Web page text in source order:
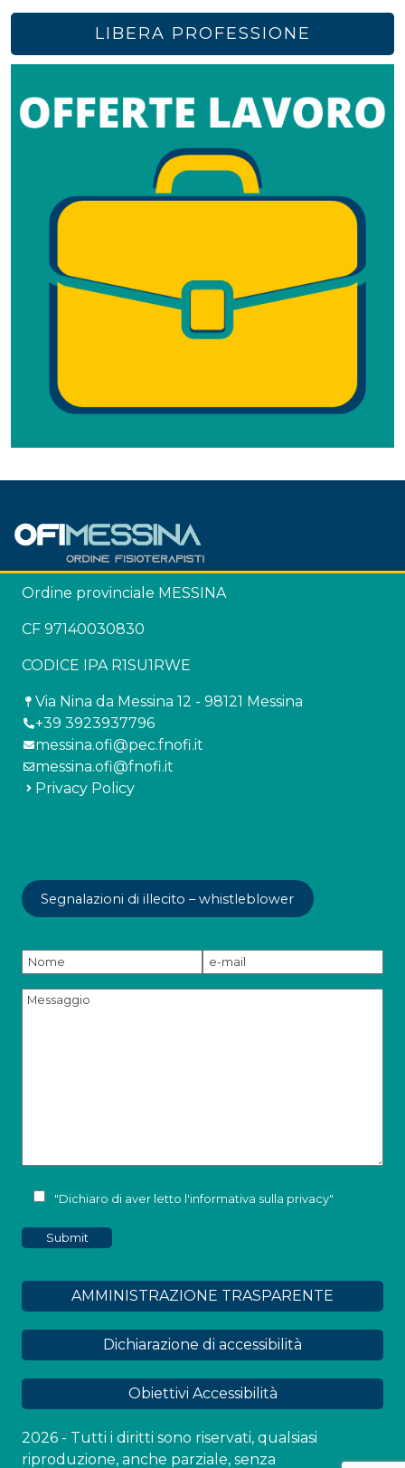
LIBERA PROFESSIONE
Ordine provinciale MESSINA
CF 97140030830
CODICE IPA R1SU1RWE
Via Nina da Messina 12 - 98121 Messina
+39 3923937796
messina.ofi@pec.fnofi.it
messina.ofi@fnofi.it
Privacy Policy
Segnalazioni di illecito – whistleblower
"Dichiaro di aver letto l'informativa sulla privacy"
AMMINISTRAZIONE TRASPARENTE
Dichiarazione di accessibilità
Obiettivi Accessibilità
2026 - Tutti i diritti sono riservati, qualsiasi
riproduzione, anche parziale, senza